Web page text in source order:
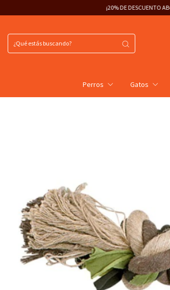
¡20% DE DESCUENTO ABONANDO POR
Perros Gatos